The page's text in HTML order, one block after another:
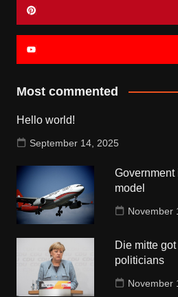
Most commented
Hello world!
September 14, 2025
model
November
Die mitte
politicians
November